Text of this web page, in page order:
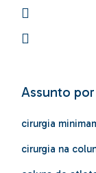
Assunto
cirurgia
cirurgia na